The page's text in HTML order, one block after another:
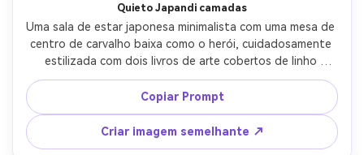
Quieto Japandi camadas
Uma sala de estar japonesa minimalista com uma mesa de
centro de carvalho baixa como o herói, cuidadosamente
estilizada com dois livros de arte cobertos de linho
neutro, um pequeno conjunto de chá de cerâmica em uma
bandeja preta fosca, uma única haste de ikebana em um
vaso escultórico branco, luz macia da janela da manhã,
paleta de madeira bege calma e quente, tirada em Sony
A7IV, lente de 35 mm, f/2.8, profundidade de campo rasa,
Copiar Prompt
Criar imagem semelhante ↗